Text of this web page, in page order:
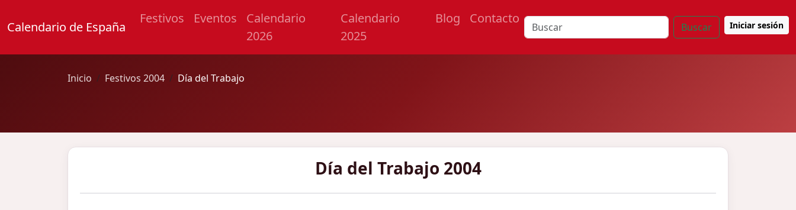
Calendario de España
Festivos Eventos
Calendario
2026
Calendario
2025
Blog Contacto
Buscar Iniciar sesión
Inicio Festivos 2004 Día del Trabajo
Día del Trabajo 2004